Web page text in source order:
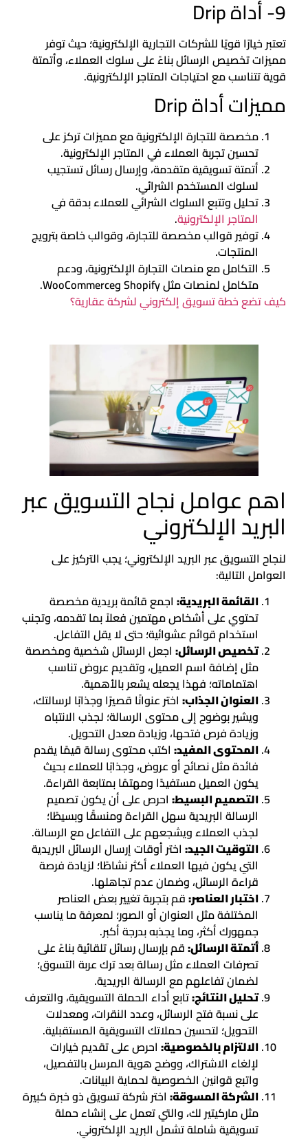
9- أداة Drip
تعتبر خيارًا قويًا للشركات التجارية الإلكترونية؛ حيث توفر
مميزات تخصيص الرسائل بناءً على سلوك العملاء، وأتمتة
قوية تتناسب مع احتياجات المتاجر الإلكترونية.
مميزات أداة Drip
مخصصة للتجارة الإلكترونية مع مميزات تركز على
تحسين تجربة العملاء في المتاجر الإلكترونية.
أتمتة تسويقية متقدمة، وإرسال رسائل تستجيب
لسلوك المستخدم الشرائي.
تحليل وتتبع السلوك الشرائي للعملاء بدقة في
المتاجر الإلكترونية.
توفير قوالب مخصصة للتجارة، وقوالب خاصة بترويج
المنتجات.
التكامل مع منصات التجارة الإلكترونية، ودعم
متكامل لمنصات مثل Shopify وWooCommerce.
كيف تضع خطة تسويق إلكتروني لشركة عقارية؟
اهم عوامل نجاح التسويق عبر
البريد الإلكتروني
لنجاح التسويق عبر البريد الإلكتروني؛ يجب التركيز على
العوامل التالية:
القائمة البريدية: اجمع قائمة بريدية مخصصة
تحتوي على أشخاص مهتمين فعلاً بما تقدمه، وتجنب
استخدام قوائم عشوائية؛ حتى لا يقل التفاعل.
تخصيص الرسائل: اجعل الرسائل شخصية ومخصصة
مثل إضافة اسم العميل، وتقديم عروض تناسب
اهتماماته؛ فهذا يجعله يشعر بالأهمية.
العنوان الجذاب: اختر عنوانًا قصيرًا وجذابًا لرسالتك،
ويشير بوضوح إلى محتوى الرسالة؛ لجذب الانتباه
وزيادة فرص فتحها، وزيادة معدل التحويل.
المحتوى المفيد: اكتب محتوى رسالة قيمًا يقدم
فائدة مثل نصائح أو عروض، وجذابًا للعملاء بحيث
يكون العميل مستفيدًا ومهتمًا بمتابعة القراءة.
التصميم البسيط: احرص على أن يكون تصميم
الرسالة البريدية سهل القراءة ومنسقًا وبسيطًا؛
لجذب العملاء ويشجعهم على التفاعل مع الرسالة.
التوقيت الجيد: اختر أوقات إرسال الرسائل البريدية
التي يكون فيها العملاء أكثر نشاطًا؛ لزيادة فرصة
قراءة الرسائل، وضمان عدم تجاهلها.
اختبار العناصر:قم بتجربة تغيير بعض العناصر
المختلفة مثل العنوان أو الصور؛ لمعرفة ما يناسب
جمهورك أكثر، وما يجذبه بدرجة أكبر.
أتمتة الرسائل:قم بإرسال رسائل تلقائية بناءً على
تصرفات العملاء مثل رسالة بعد ترك عربة التسوق؛
لضمان تفاعلهم مع الرسالة البريدية.
تحليل النتائج:تابع أداء الحملة التسويقية، والتعرف
على نسبة فتح الرسائل، وعدد النقرات، ومعدلات
التحويل؛ لتحسين حملاتك التسويقية المستقبلية.
الالتزام بالخصوصية: احرص على تقديم خيارات
لإلغاء الاشتراك، ووضح هوية المرسل بالتفصيل،
واتبع قوانين الخصوصية لحماية البيانات.
الشركة المسوقة: اختر شركة تسويق ذو خبرة كبيرة
مثل ماركيتير لك، والتي تعمل على إنشاء حملة
تسويقية شاملة تشمل البريد الإلكتروني.